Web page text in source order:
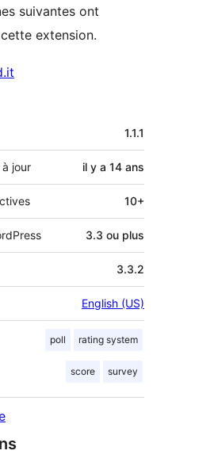
suivantes ont
extension.
1.1.1
à jour il y a 14 ans
10+
3.3 ou plus
3.3.2
English (US)
poll rating system
score survey